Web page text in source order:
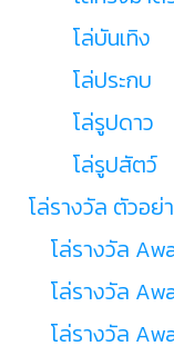
โล่บันเทิง
โล่ประกบ
โล่รูปดาว
โล่รูปสัตว์
โล่รางวัล ตัวอย่
โล่รางวัล
โล่รางวัล
โล่รางวัล